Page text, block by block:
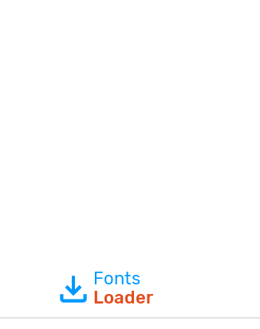
Fonts
Loader